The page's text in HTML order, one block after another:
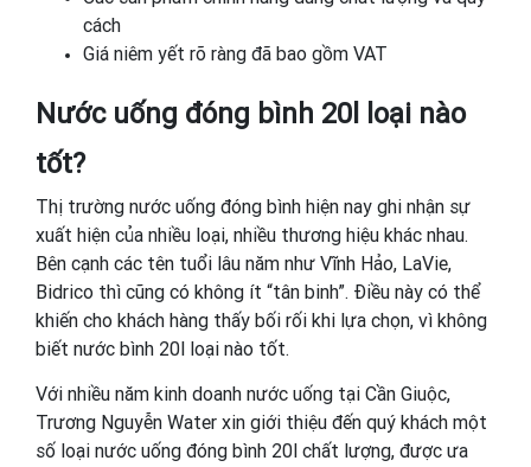
cách
Giá niêm yết rõ ràng đã bao gồm VAT
Nước uống đóng bình 20l loại nào
tốt?
Thị trường nước uống đóng bình hiện nay ghi nhận sự
xuất hiện của nhiều loại, nhiều thương hiệu khác nhau.
Bên cạnh các tên tuổi lâu năm như Vĩnh Hảo, LaVie,
Bidrico thì cũng có không ít “tân binh”. Điều này có thể
khiến cho khách hàng thấy bối rối khi lựa chọn, vì không
biết nước bình 20l loại nào tốt.
Với nhiều năm kinh doanh nước uống tại Cần Giuộc,
Trương Nguyễn Water xin giới thiệu đến quý khách một
số loại nước uống đóng bình 20l chất lượng, được ưa